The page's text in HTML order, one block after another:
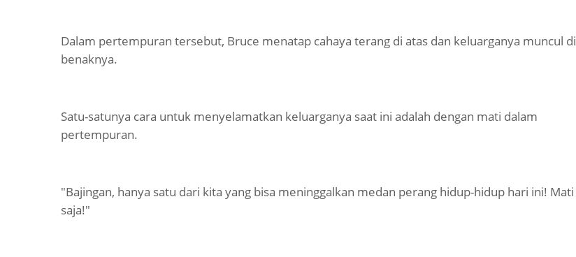
Dalam pertempuran tersebut, Bruce menatap cahaya terang di atas dan keluarganya muncul di
benaknya.
Satu-satunya cara untuk menyelamatkan keluarganya saat ini adalah dengan mati dalam
pertempuran.
"Bajingan, hanya satu dari kita yang bisa meninggalkan medan perang hidup-hidup hari ini! Mati
saja!"